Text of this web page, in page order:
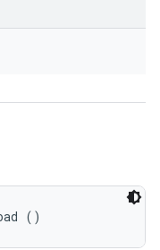
()